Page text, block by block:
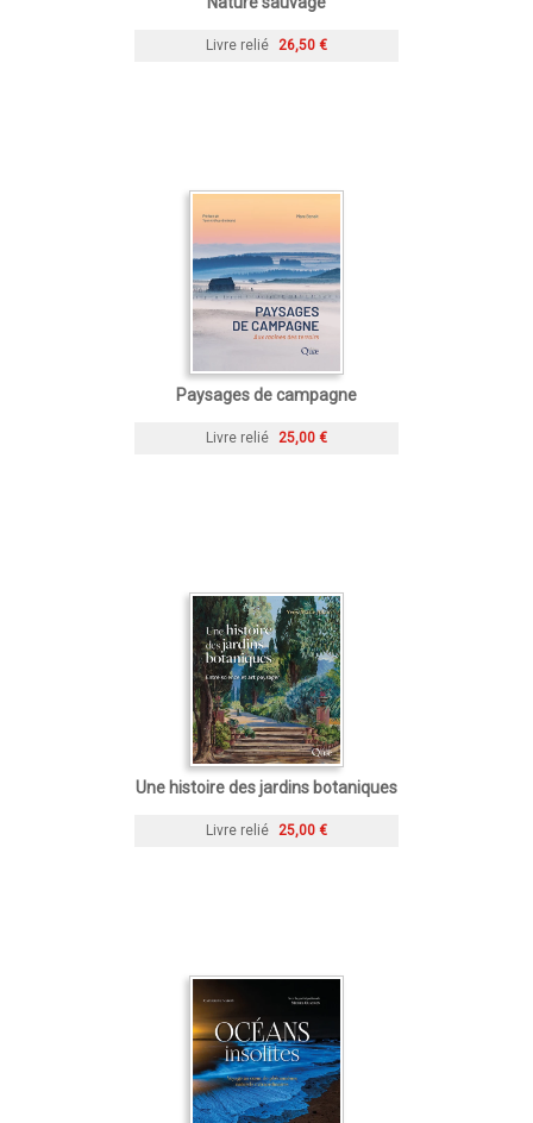
Livre relié 26,50 €
Paysages de campagne
Livre relié 25,00 €
Une histoire des jardins botaniques
Livre relié 25,00 €